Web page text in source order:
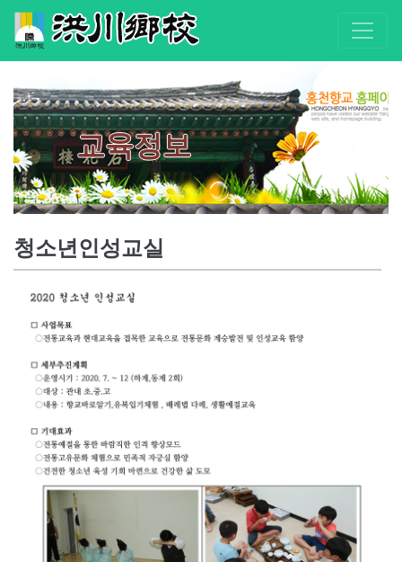
교육정보
청소년인성교실